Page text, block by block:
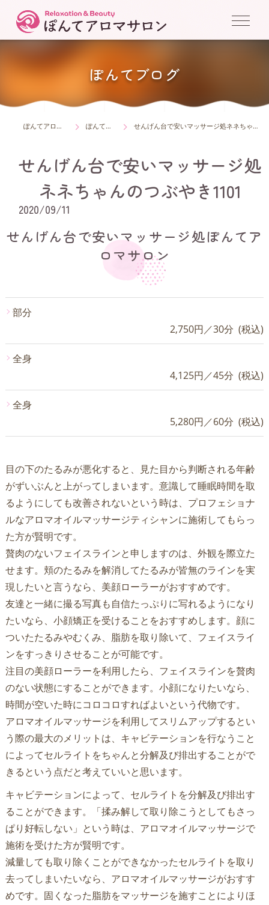
ぽんてブログ
ぽんてアロマサロン ぽんてブログ せんげん台で安いマッサージ処ネネちゃんのつぶやき1101
せんげん台で安いマッサージ処
ネネちゃんのつぶやき1101
2020/09/11
せんげん台で安いマッサージ処ぽんてア
ロマサロン
部分
2,750円／30分 (税込)
全身
4,125円／45分 (税込)
全身
5,280円／60分 (税込)
目の下のたるみが悪化すると、見た目から判断される年齢
がずいぶんと上がってしまいます。意識して睡眠時間を取
るようにしても改善されないという時は、プロフェショナ
ルなアロマオイルマッサージティシャンに施術してもらっ
た方が賢明です。
贅肉のないフェイスラインと申しますのは、外観を際立た
せます。頬のたるみを解消してたるみが皆無のラインを実
現したいと言うなら、美顔ローラーがおすすめです。
友達と一緒に撮る写真も自信たっぷりに写れるようになり
たいなら、小顔矯正を受けることをおすすめします。顔に
ついたたるみやむくみ、脂肪を取り除いて、フェイスライ
ンをすっきりさせることが可能です。
注目の美顔ローラーを利用したら、フェイスラインを贅肉
のない状態にすることができます。小顔になりたいなら、
時間が空いた時にコロコロすればよいという代物です。
アロマオイルマッサージを利用してスリムアップするとい
う際の最大のメリットは、キャビテーションを行なうこと
によってセルライトをちゃんと分解及び排出することがで
きるという点だと考えていいと思います。
キャビテーションによって、セルライトを分解及び排出す
ることができます。「揉み解して取り除こうとしてもさっ
ぱり好転しない」という時は、アロマオイルマッサージで
施術を受けた方が賢明です。
減量しても取り除くことができなかったセルライトを取り
去ってしまいたいなら、アロマオイルマッサージがおすす
めです。固くなった脂肪をマッサージを施すことによりほ